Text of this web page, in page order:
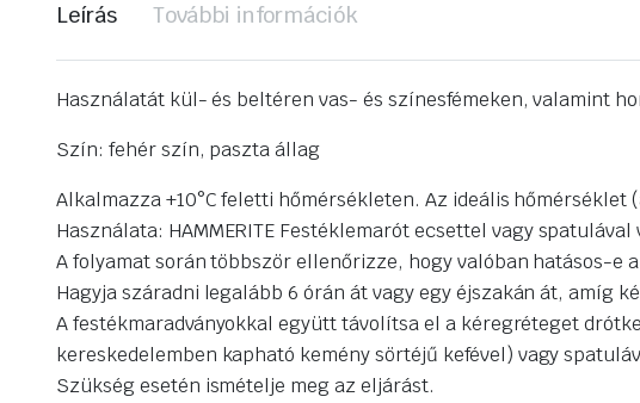
Leírás További információk
Használatát kül- és beltéren vas- és színesfémeken, valamint
Szín: fehér szín, paszta állag
Alkalmazza +10°C feletti hőmérsékleten. Az ideális hőmérséklet
Használata: HAMMERITE Festéklemarót ecsettel vagy
A folyamat során többször ellenőrizze, hogy valóban hatásos-e
Hagyja száradni legalább 6 órán át vagy egy éjszakán át, amíg
A festékmaradványokkal együtt távolítsa el a kéregréteget
kereskedelemben kapható kemény sörtéjű kefével) vagy
Szükség esetén ismételje meg az eljárást.